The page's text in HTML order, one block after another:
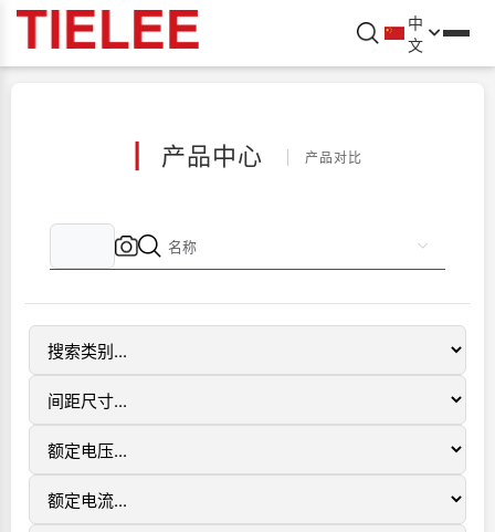
中
文
产品中心 产品对比